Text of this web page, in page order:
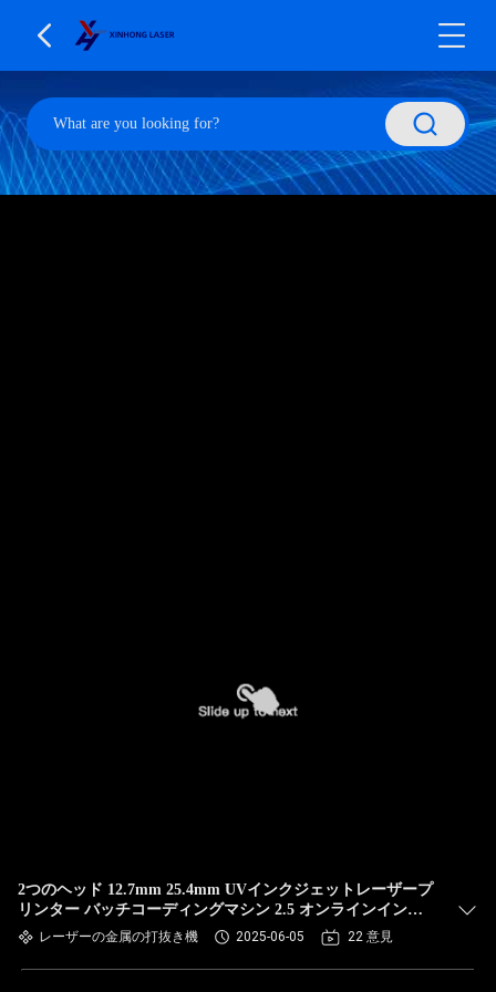
2つのヘッド 12.7mm 25.4mm UVインクジェットレーザープ
リンター バッチコーディングマシン 2.5 オンラインインク
ジェットプリンター
レーザーの金属の打抜き機 2025-06-05 22 意見